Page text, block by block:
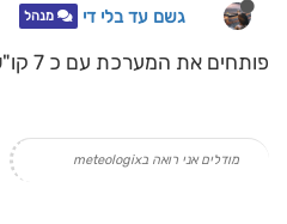
גשם עד בלי די מנהל
פותחים את המערכת עם כ 7 קו"ש בירדן
מודלים אני רואה בmeteologix